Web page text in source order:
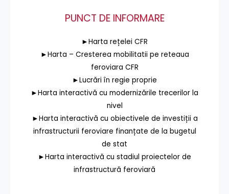
PUNCT DE INFORMARE
►Harta rețelei CFR
►Harta – Cresterea mobilitatii pe reteaua
feroviara CFR
►Lucrări în regie proprie
►Harta interactivă cu modernizările trecerilor la
nivel
►Harta interactivă cu obiectivele de investiții a
infrastructurii feroviare finanțate de la bugetul
de stat
►Harta interactivă cu stadiul proiectelor de
infrastructură feroviară